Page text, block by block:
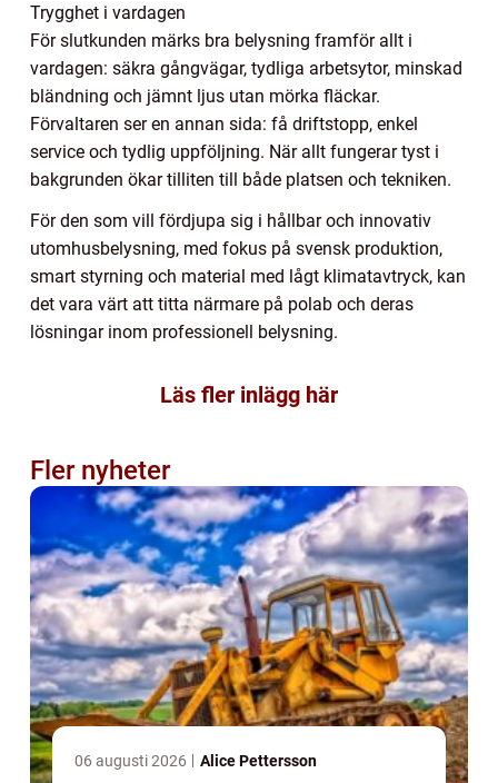
Trygghet i vardagen
För slutkunden märks bra belysning framför allt i
vardagen: säkra gångvägar, tydliga arbetsytor, minskad
bländning och jämnt ljus utan mörka fläckar.
Förvaltaren ser en annan sida: få driftstopp, enkel
service och tydlig uppföljning. När allt fungerar tyst i
bakgrunden ökar tilliten till både platsen och tekniken.
För den som vill fördjupa sig i hållbar och innovativ
utomhusbelysning, med fokus på svensk produktion,
smart styrning och material med lågt klimatavtryck, kan
det vara värt att titta närmare på polab och deras
lösningar inom professionell belysning.
Läs fler inlägg här
Fler nyheter
06 augusti 2026 Alice Pettersson